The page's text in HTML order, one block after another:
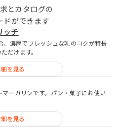
とカタログの
ドができます
ッチ
濃厚でフレッシュな乳のコクが特長
だけます。
を見る
ーガリンです。パン・菓子にお使い
を見る